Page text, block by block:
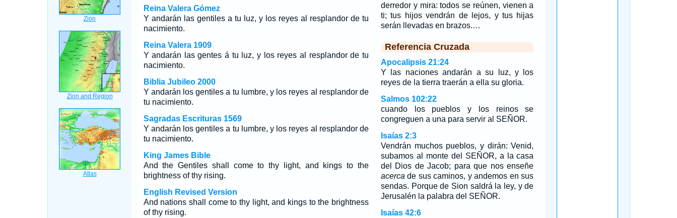
Reina Valera Gómez
Y andarán las gentiles a tu luz, y los reyes al resplandor de tu
nacimiento.
Reina Valera 1909
Y andarán las gentes á tu luz, y los reyes al resplandor de tu
nacimiento.
Biblia Jubileo 2000
Y andarán los gentiles a tu lumbre, y los reyes al resplandor de
tu nacimiento.
Sagradas Escrituras 1569
Y andarán los gentiles a tu lumbre, y los reyes al resplandor de
tu nacimiento.
King James Bible
And the Gentiles shall come to thy light, and kings to the
brightness of thy rising.
English Revised Version
And nations shall come to thy light, and kings to the brightness
of thy rising.
derredor y mira: todos se reúnen, vienen a
ti; tus hijos vendrán de lejos, y tus hijas
serán llevadas en brazos.…
Referencia Cruzada
Apocalipsis 21:24
Y las naciones andarán a su luz, y los
reyes de la tierra traerán a ella su gloria.
Salmos 102:22
cuando los pueblos y los reinos se
congreguen a una para servir al SEÑOR.
Isaías 2:3
Vendrán muchos pueblos, y dirán: Venid,
subamos al monte del SEÑOR, a la casa
del Dios de Jacob; para que nos enseñe
acerca de sus caminos, y andemos en sus
sendas. Porque de Sion saldrá la ley, y de
Jerusalén la palabra del SEÑOR.
Isaías 42:6